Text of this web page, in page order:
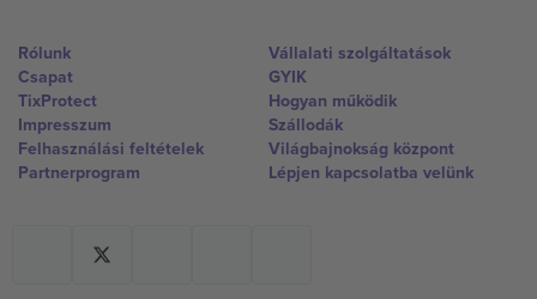
Rólunk
Csapat
TixProtect
Impresszum
Felhasználási feltételek
Partnerprogram
Vállalati szolgáltatások
GYIK
Hogyan működik
Szállodák
Világbajnokság központ
Lépjen kapcsolatba velünk